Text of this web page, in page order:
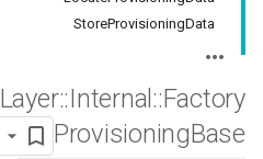
StoreProvisioningData
Layer::Internal ::Factory
ProvisioningBase